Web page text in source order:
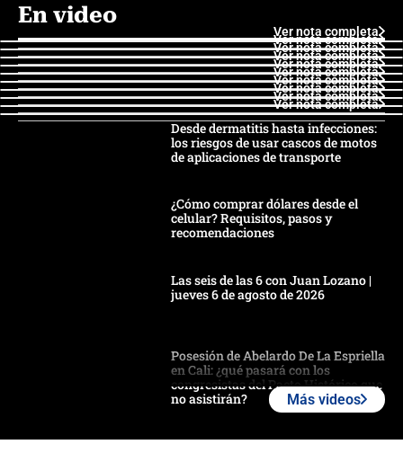
En video
Ver nota completa
Ver nota completa
Ver nota completa
Ver nota completa
Ver nota completa
Ver nota completa
Ver nota completa
Ver nota completa
Ver nota completa
Ver nota completa
Desde dermatitis hasta infecciones:
los riesgos de usar cascos de motos
de aplicaciones de transporte
¿Cómo comprar dólares desde el
celular? Requisitos, pasos y
recomendaciones
Las seis de las 6 con Juan Lozano |
jueves 6 de agosto de 2026
Posesión de Abelardo De La Espriella
en Cali: ¿qué pasará con los
congresistas del Pacto Histórico que
no asistirán?
Más videos